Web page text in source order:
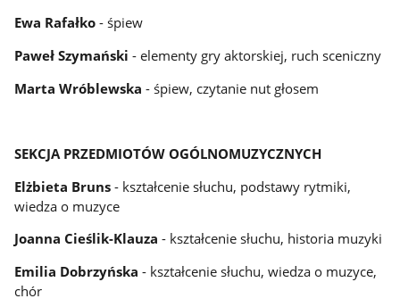
Ewa Rafałko - śpiew
Paweł Szymański - elementy gry aktorskiej, ruch sceniczny
Marta Wróblewska- śpiew, czytanie nut głosem
SEKCJA PRZEDMIOTÓW OGÓLNOMUZYCZNYCH
Elżbieta Bruns - kształcenie słuchu, podstawy rytmiki,
wiedza o muzyce
Joanna Cieślik-Klauza - kształcenie słuchu, historia muzyki
Emilia Dobrzyńska - kształcenie słuchu, wiedza o muzyce,
chór